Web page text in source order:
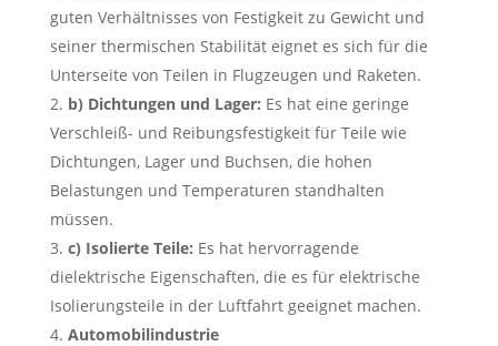
guten Verhältnisses von Festigkeit zu Gewicht und
seiner thermischen Stabilität eignet es sich für die
Unterseite von Teilen in Flugzeugen und Raketen.
b) Dichtungen und Lager: Es hat eine geringe
Verschleiß- und Reibungsfestigkeit für Teile wie
Dichtungen, Lager und Buchsen, die hohen
Belastungen und Temperaturen standhalten
müssen.
c) Isolierte Teile: Es hat hervorragende
dielektrische Eigenschaften, die es für elektrische
Isolierungsteile in der Luftfahrt geeignet machen.
Automobilindustrie